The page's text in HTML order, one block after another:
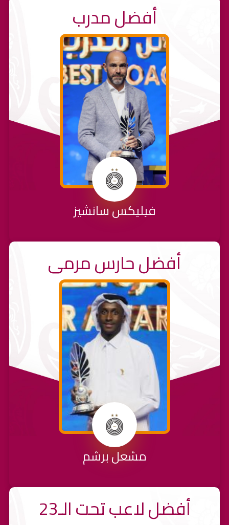
أفضل مدرب
فيليكس سانشيز
أفضل حارس مرمى
مشعل برشم
أفضل لاعب تحت الـ23